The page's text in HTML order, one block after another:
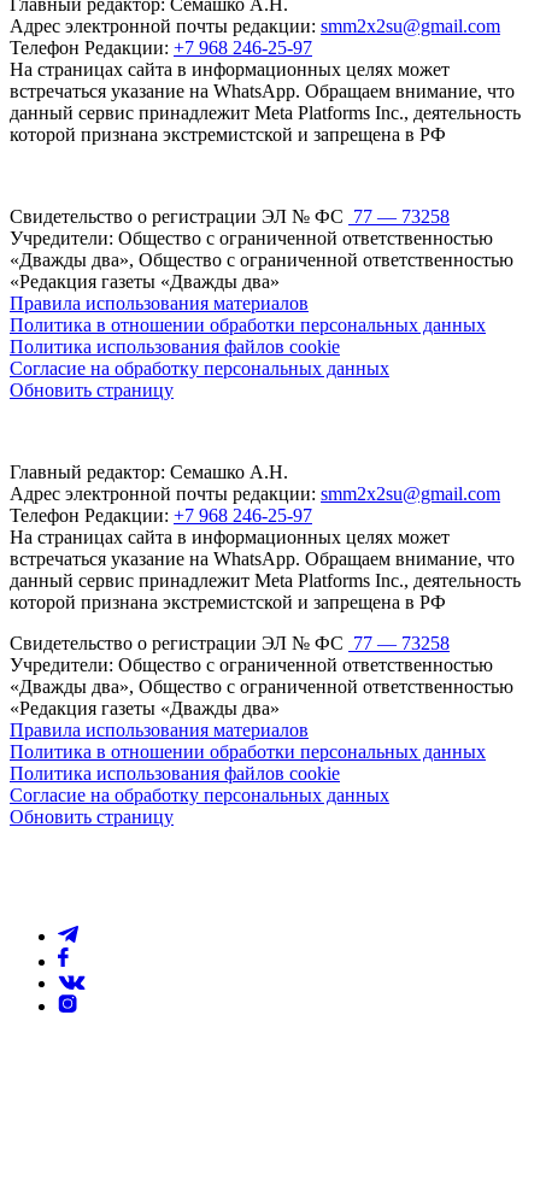
Главный редактор: Семашко А.Н.
Адрес электронной почты редакции: smm2x2su@gmail.com
Телефон Редакции: +7 968 246-25-97
На страницах сайта в информационных целях может
встречаться указание на WhatsApp. Обращаем внимание, что
данный сервис принадлежит Meta Platforms Inc., деятельность
которой признана экстремистской и запрещена в РФ
Свидетельство о регистрации ЭЛ № ФС 77 — 73258
Учредители: Общество с ограниченной ответственностью
«Дважды два», Общество с ограниченной ответственностью
«Редакция газеты «Дважды два»
Правила использования материалов
Политика в отношении обработки персональных данных
Политика использования файлов cookie
Согласие на обработку персональных данных
Обновить страницу
Главный редактор: Семашко А.Н.
Адрес электронной почты редакции: smm2x2su@gmail.com
Телефон Редакции: +7 968 246-25-97
На страницах сайта в информационных целях может
встречаться указание на WhatsApp. Обращаем внимание, что
данный сервис принадлежит Meta Platforms Inc., деятельность
которой признана экстремистской и запрещена в РФ
Свидетельство о регистрации ЭЛ № ФС 77 — 73258
Учредители: Общество с ограниченной ответственностью
«Дважды два», Общество с ограниченной ответственностью
«Редакция газеты «Дважды два»
Правила использования материалов
Политика в отношении обработки персональных данных
Политика использования файлов cookie
Согласие на обработку персональных данных
Обновить страницу